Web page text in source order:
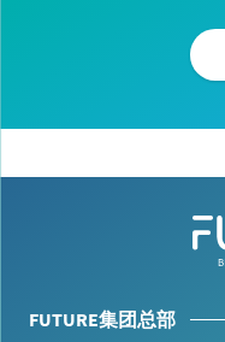
FUTURE集团总部